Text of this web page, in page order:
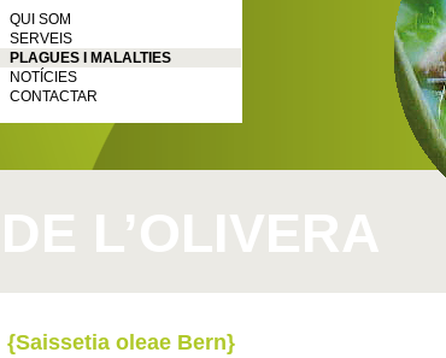
QUI SOM
SERVEIS
PLAGUES I MALALTIES
NOTÍCIES
CONTACTAR
L’OLIVERA
{Saissetia oleae Bern}